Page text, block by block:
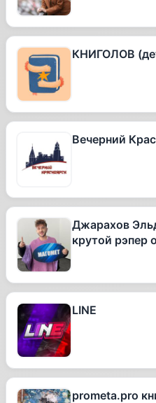
КНИГОЛОВ
Вечерний
Джарахов
крутой рэпер
LINE
prometa.pro